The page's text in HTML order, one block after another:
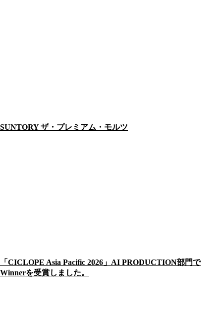
SUNTORY ザ・プレミアム・モルツ
「CICLOPE Asia Pacific 2026」AI PRODUCTION部門で
Winnerを受賞しました。